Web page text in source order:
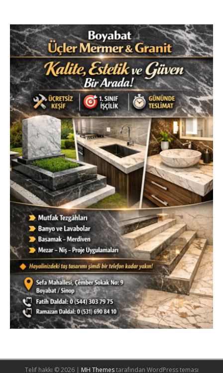
Telif hakkı © 2026 | MH Themestarafından WordPress teması